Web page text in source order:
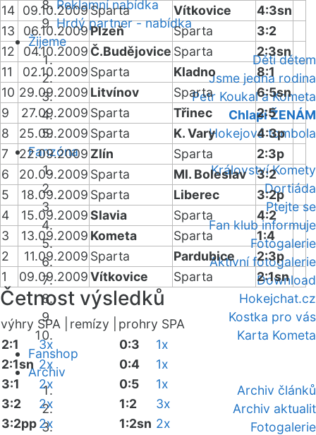
Reklamní nabídka
Hrdý partner - nabídka
Žijeme
Děti dětem
Jsme jedna rodina
Petr Koukal a Kometa
Chlapi ŽENÁM
Hokejová tombola
Fanzóna
Království Komety
Dortiáda
Ptejte se
Fan klub informuje
Fotogalerie
Aktivní fotogalerie
Download
Hokejchat.cz
Kostka pro vás
Karta Kometa
Fanshop
Archiv
Archiv článků
Archiv aktualit
Fotogalerie
14 09.10.2009 Sparta Vítkovice
4:3sn
13
06.10.2009Plzeň Sparta
3:2
12
04.10.2009 Č.Budějovice Sparta
2:3sn
11
02.10.2009 Sparta Kladno
8:1
10 29.09.2009 Litvínov Sparta
6:5sn
9
27.09.2009 Sparta Třinec
2:5
8
25.09.2009 Sparta K. Vary
4:3p
7
22.09.2009 Zlín Sparta
2:3p
6
20.09.2009 Sparta Ml. Boleslav
3:2
5
18.09.2009 Sparta Liberec
3:2p
4
15.09.2009Slavia Sparta
4:2
3
13.09.2009 Kometa Sparta
1:4
2
11.09.2009 Sparta Pardubice
2:3p
1
09.09.2009Vítkovice Sparta 2:1sn
Četnost výsledků
výhry SPA | remízy |
prohry SPA
2:1
3x
2:1sn 2x
3:1
2x
3:2
2x
3:2pp2x
0:3
1x
0:4
1x
0:5
1x
1:2
3x
1:2sn 2x